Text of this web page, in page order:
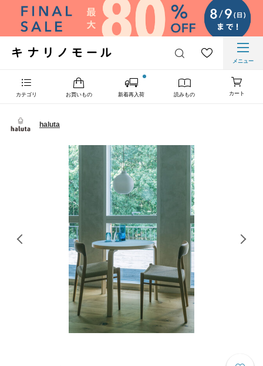
メニュー
カテゴリ お買いもの 新着再入荷 読みもの カート
haluta